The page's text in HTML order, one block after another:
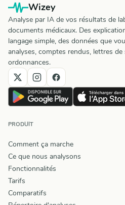
Wizey
Analyse par IA de vos résultats de
documents médicaux. Des
langage simple, des données que
analyses, comptes rendus, lettres
ordonnances.
PRODUIT
Comment ça marche
Ce que nous analysons
Fonctionnalités
Tarifs
Comparatifs